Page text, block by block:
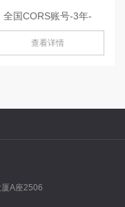
全国CORS账号-3年-
查看详情
A座2506